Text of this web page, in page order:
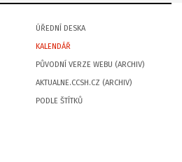
ÚŘEDNÍ DESKA
KALENDÁŘ
PŮVODNÍ VERZE WEBU (ARCHIV)
AKTUALNE.CCSH.CZ (ARCHIV)
PODLE ŠTÍTKŮ